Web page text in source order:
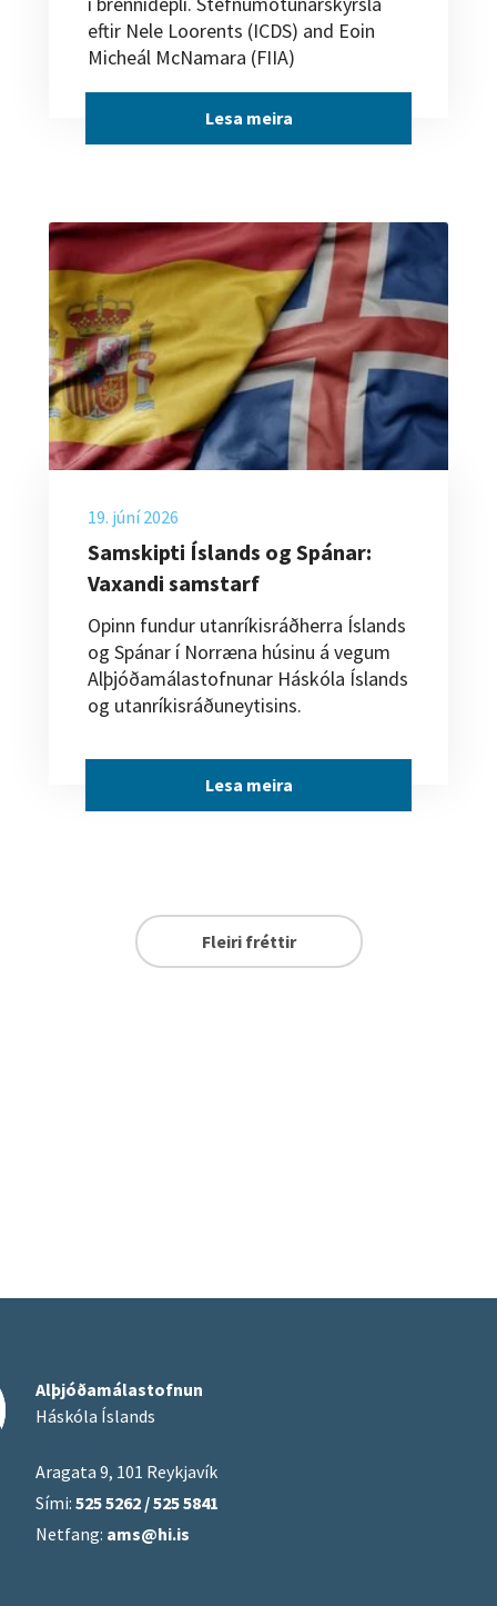
eftir Nele Loorents (ICDS) and Eoin
Micheál McNamara (FIIA)
Lesa meira
19. júní 2026
Samskipti Íslands og Spánar:
Vaxandi samstarf
Opinn fundur utanríkisráðherra Íslands
og Spánar í Norræna húsinu á vegum
Alþjóðamálastofnunar Háskóla Íslands
og utanríkisráðuneytisins.
Lesa meira
Fleiri fréttir
Alþjóðamálastofnun
Háskóla Íslands
Aragata 9, 101 Reykjavík
Sími: 525 5262 / 525 5841
Netfang: ams@hi.is